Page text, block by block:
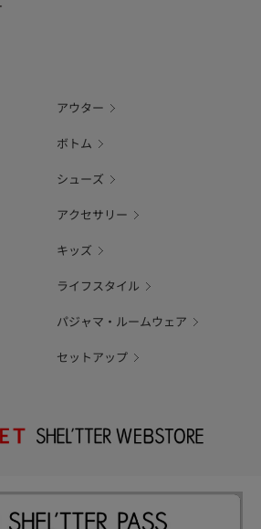
アウター
ボトム
シューズ
アクセサリー
キッズ
ライフスタイル
パジャマ・ルームウェア
セットアップ